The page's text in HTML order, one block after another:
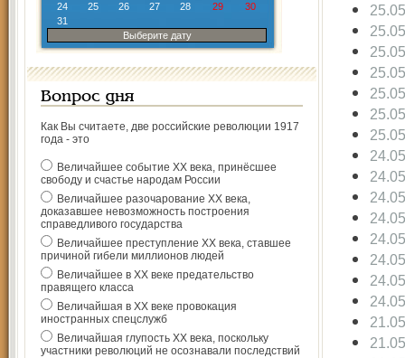
24
25 26 27 28 29
30
31
Выберите дату
Вопрос дня
Как Вы считаете, две российские революции 1917
года - это
Величайшее событие ХХ века, принёсшее
свободу и счастье народам России
Величайшее разочарование ХХ века,
доказавшее невозможность построения
справедливого государства
Величайшее преступление ХХ века, ставшее
причиной гибели миллионов людей
Величайшее в ХХ веке предательство
правящего класса
Величайшая в ХХ веке провокация
иностранных спецслужб
Величайшая глупость ХХ века, поскольку
участники революций не осознавали последствий